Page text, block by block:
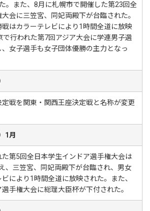
。また、8月に札幌市で開催した第23回全
会に三笠宮、同妃両殿下が台臨された。
戦はカラーテレビにより1時間全道に放映
で行われた第7回アジア大会に学連男子選
女子選手も女子団体優勝の主力となっ
戦を関東・関西王座決定戦と名称が変更
1月
第5回全日本学生インドア選手権大会は
、三笠宮、同妃両殿下が台臨され、男女
により1時間全道に放映された。また、
手権大会に総理大臣杯が下付された。